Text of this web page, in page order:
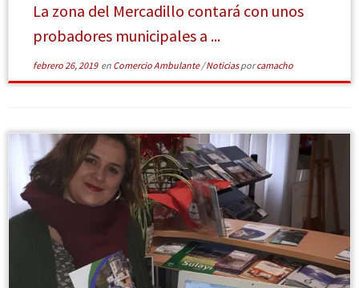
La zona del Mercadillo contará con unos
probadores municipales a ...
febrero 26, 2019en Comercio Ambulante/Noticiasporcamacho